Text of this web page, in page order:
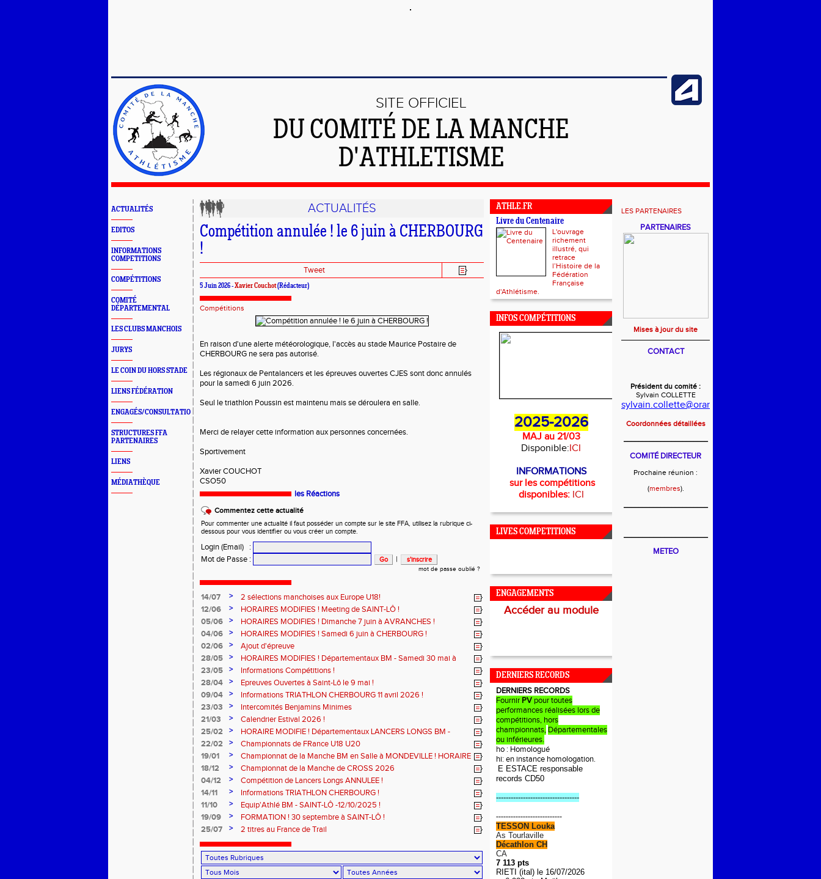
SITE OFFICIEL
DU COMITÉ DE LA MANCHE
D'ATHLETISME
ACTUALITÉS
EDITOS
INFORMATIONS
COMPETITIONS
COMPÉTITIONS
COMITÉ
DÉPARTEMENTAL
LES CLUBS MANCHOIS
JURYS
LE COIN DU HORS STADE
LIENS FÉDÉRATION
ENGAGÉS/CONSULTATION
STRUCTURES FFA
PARTENAIRES
LIENS
MÉDIATHÈQUE
ACTUALITÉS
Compétition annulée ! le 6 juin à CHERBOURG
!
Tweet
5 Juin 2026 -Xavier Couchot(Rédacteur)
Compétitions
En raison d'une alerte météorologique, l'accès au stade Maurice Postaire de
CHERBOURG ne sera pas autorisé.
Les régionaux de Pentalancers et les épreuves ouvertes CJES sont donc annulés
pour la samedi 6 juin 2026.
Seul le triathlon Poussin est maintenu mais se déroulera en salle.
Merci de relayer cette information aux personnes concernées.
Sportivement
Xavier COUCHOT
CSO50
les Réactions
Commentez cette actualité
Pour commenter une actualité il faut posséder un compte sur le site FFA, utilisez la rubrique ci-
dessous pour vous identifier ou vous créer un compte.
Login (Email)
:
Mot de Passe : |
mot de passe oublié ?
14/07 >
2 sélections manchoises aux Europe U18!
12/06
>
HORAIRES MODIFIES ! Meeting de SAINT-LÔ !
05/06
>
HORAIRES MODIFIES ! Dimanche 7 juin à AVRANCHES !
04/06
>
HORAIRES MODIFIES ! Samedi 6 juin à CHERBOURG !
02/06
>
Ajout d'épreuve
28/05
>
HORAIRES MODIFIES ! Départementaux BM - Samedi 30 mai à
SAINT-LÔ
23/05 >
Informations Compétitions !
28/04
>
Epreuves Ouvertes à Saint-Lô le 9 mai !
09/04
>
Informations TRIATHLON CHERBOURG 11 avril 2026 !
23/03
>
Intercomités Benjamins Minimes
21/03
>
Calendrier Estival 2026 !
25/02
>
HORAIRE MODIFIE ! Départementaux LANCERS LONGS BM -
Samedi 7 mars à SAINT-JAMES
22/02 >
Championnats de FRance U18 U20
19/01
>
Championnat de la Manche BM en Salle à MONDEVILLE ! HORAIRE
MODIFIE !
18/12 >
Championnat de la Manche de CROSS 2026
04/12
>
Compétition de Lancers Longs ANNULEE !
14/11
>
Informations TRIATHLON CHERBOURG !
11/10
>
Equip'Athlé BM - SAINT-LÔ -12/10/2025 !
19/09
>
FORMATION ! 30 septembre à SAINT-LÔ !
25/07
> 2 titres au France de Trail
ATHLE.FR
Livre du Centenaire
L'ouvrage
richement
illustré, qui
retrace
l’Histoire de la
Fédération
Française
d'Athlétisme.
INFOS COMPÉTITIONS
2025-2026
MAJ au 21/03
Disponible:ICI
INFORMATIONS
sur les compétitions
disponibles: ICI
LIVES COMPETITIONS
ENGAGEMENTS
Accéder au module
DERNIERS RECORDS
DERNIERS RECORDS
Fournir PV pour toutes
performances réalisées lors de
compétitions, hors
championnats, Départementales
ou inférieures.
ho : Homologué
hi: en instance homologation.
E ESTACE responsable
records CD50
----------------------------------
---------------------------
TESSON Louka
As Tourlaville
Décathlon CH
CA
7 113 pts
RIETI (ital) le 16/07/2026
LES PARTENAIRES
PARTENAIRES
Mises à jour du site
CONTACT
Président du comité :
Sylvain COLLETTE
sylvain.collette@orange.fr
Coordonnées détaillées
_______________________
COMITÉ DIRECTEUR
Prochaine réunion :
(membres).
_______________________
_______________________
METEO